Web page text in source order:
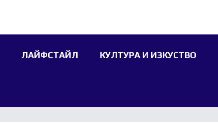
ЛАЙФСТАЙЛ КУЛТУРА И ИЗКУСТВО